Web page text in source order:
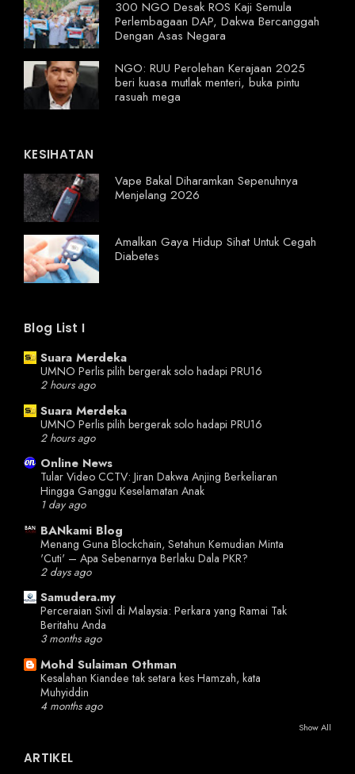
300 NGO Desak ROS Kaji Semula
Perlembagaan DAP, Dakwa Bercanggah
Dengan Asas Negara
NGO: RUU Perolehan Kerajaan 2025
beri kuasa mutlak menteri, buka pintu
rasuah mega
KESIHATAN
Vape Bakal Diharamkan Sepenuhnya
Menjelang 2026
Amalkan Gaya Hidup Sihat Untuk Cegah
Diabetes
Blog List I
Suara Merdeka
UMNO Perlis pilih bergerak solo hadapi PRU16
2 hours ago
Suara Merdeka
UMNO Perlis pilih bergerak solo hadapi PRU16
2 hours ago
Online News
Tular Video CCTV: Jiran Dakwa Anjing Berkeliaran
Hingga Ganggu Keselamatan Anak
1 day ago
BANkami Blog
Menang Guna Blockchain, Setahun Kemudian Minta
'Cuti' – Apa Sebenarnya Berlaku Dala PKR?
2 days ago
Samudera.my
Perceraian Sivil di Malaysia: Perkara yang Ramai Tak
Beritahu Anda
3 months ago
Mohd Sulaiman Othman
Kesalahan Kiandee tak setara kes Hamzah, kata
Muhyiddin
4 months ago
Show All
ARTIKEL